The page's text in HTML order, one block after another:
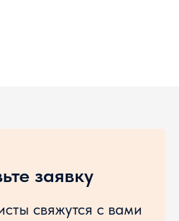
заявку
свяжутся с вами